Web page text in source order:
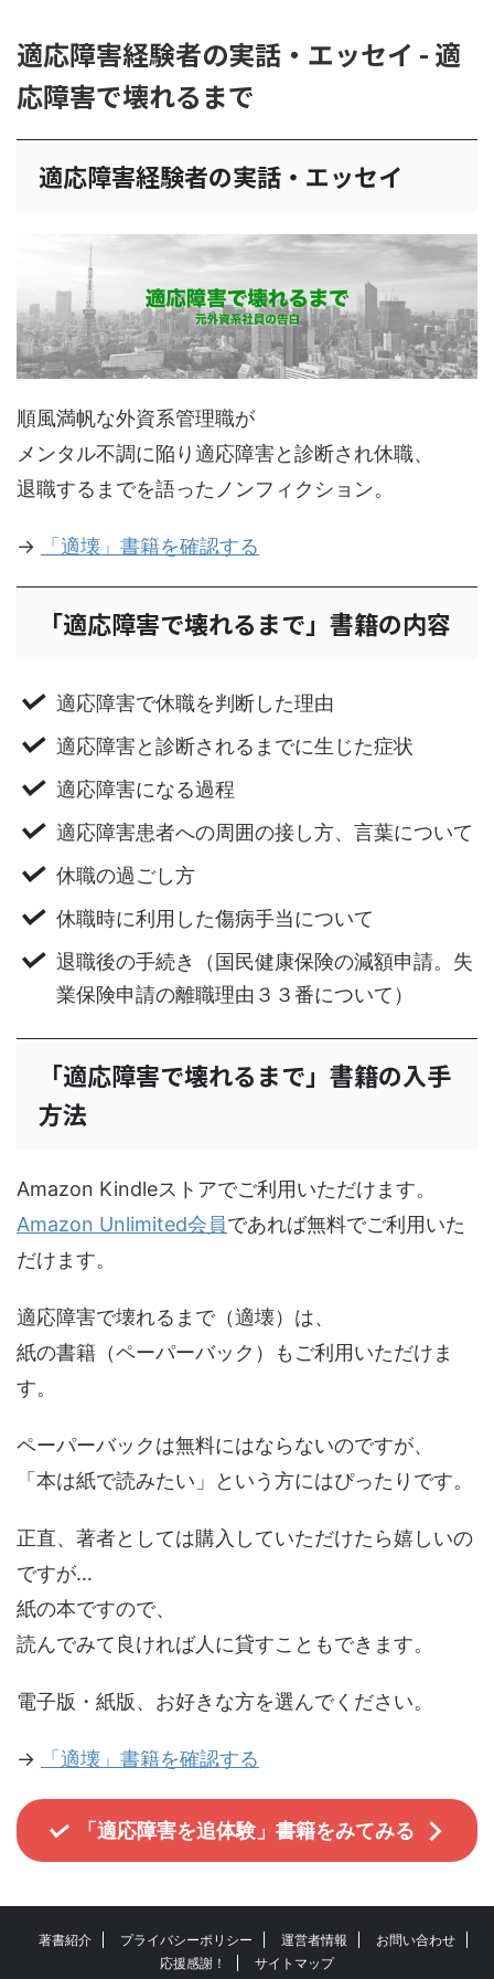
適応障害経験者の実話・エッセイ - 適
応障害で壊れるまで
適応障害経験者の実話・エッセイ
順風満帆な外資系管理職が
メンタル不調に陥り適応障害と診断され休職、
退職するまでを語ったノンフィクション。
→ 「適壊」書籍を確認する
「適応障害で壊れるまで」書籍の内容
適応障害で休職を判断した理由
適応障害と診断されるまでに生じた症状
適応障害になる過程
適応障害患者への周囲の接し方、言葉について
休職の過ごし方
休職時に利用した傷病手当について
退職後の手続き（国民健康保険の減額申請。失
業保険申請の離職理由３３番について）
「適応障害で壊れるまで」書籍の入手
方法
Amazon Kindleストアでご利用いただけます。
Amazon Unlimited会員であれば無料でご利用いた
だけます。
適応障害で壊れるまで（適壊）は、
紙の書籍（ペーパーバック）もご利用いただけま
す。
ペーパーバックは無料にはならないのですが、
「本は紙で読みたい」という方にはぴったりです。
正直、著者としては購入していただけたら嬉しいの
ですが…
紙の本ですので、
読んでみて良ければ人に貸すこともできます。
電子版・紙版、お好きな方を選んでください。
→ 「適壊」書籍を確認する
「適応障害を追体験」書籍をみてみる
著書紹介 プライバシーポリシー 運営者情報
お問い合わせ
応援感謝！
サイトマップ